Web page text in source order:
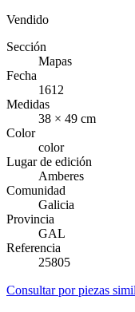
Vendido
Sección
Mapas
Fecha
1612
Medidas
38 × 49 cm
Color
color
Lugar de edición
Amberes
Comunidad
Galicia
Provincia
GAL
Referencia
25805
Consultar por piezas